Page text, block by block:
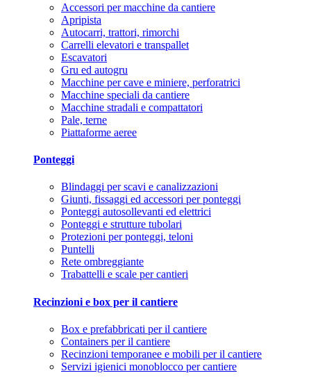
Accessori per macchine da cantiere
Apripista
Autocarri, trattori, rimorchi
Carrelli elevatori e transpallet
Escavatori
Gru ed autogru
Macchine per cave e miniere, perforatrici
Macchine speciali da cantiere
Macchine stradali e compattatori
Pale, terne
Piattaforme aeree
Ponteggi
Blindaggi per scavi e canalizzazioni
Giunti, fissaggi ed accessori per ponteggi
Ponteggi autosollevanti ed elettrici
Ponteggi e strutture tubolari
Protezioni per ponteggi, teloni
Puntelli
Rete ombreggiante
Trabattelli e scale per cantieri
Recinzioni e box per il cantiere
Box e prefabbricati per il cantiere
Containers per il cantiere
Recinzioni temporanee e mobili per il cantiere
Servizi igienici monoblocco per cantiere